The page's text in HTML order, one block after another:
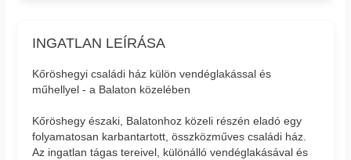
INGATLAN LEÍRÁSA
Kőröshegyi családi ház külön vendéglakással és
műhellyel - a Balaton közelében
Kőröshegy északi, Balatonhoz közeli részén eladó egy
folyamatosan karbantartott, összközműves családi ház.
Az ingatlan tágas tereivel, különálló vendéglakásával és